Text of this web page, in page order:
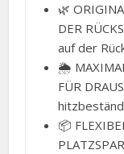
🌿
DER
auf der
🌦️
FÜR
📦